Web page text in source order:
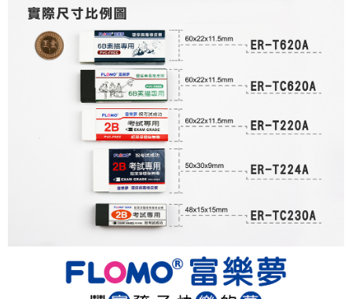
「AFTEE先享後付」，若未經同意申辦者引起之損失，本公司不負相關責
４．使用「AFTEE先享後付」時，將依據個別帳號之用戶狀況，依本公司即
時審查核予不同之上限額度；若仍有額度不足之情形，本公司將視審查結果
請求用戶進行身份認證。
５．嚴禁一人註冊多個帳號或使用他人資訊註冊。若發現惡意使用之情形，
恩沛科技股份有限公司將有權停止該用戶之使用額度並採取法律行動。